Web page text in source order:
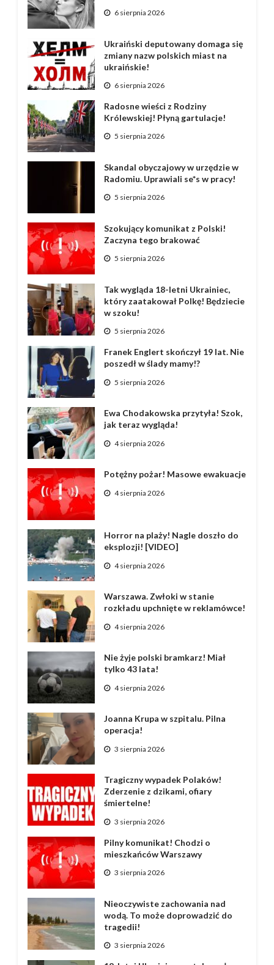
6 sierpnia 2026
Ukraiński deputowany domaga się
zmiany nazw polskich miast na
ukraińskie!
6 sierpnia 2026
Radosne wieści z Rodziny
Królewskiej! Płyną gartulacje!
5 sierpnia 2026
Skandal obyczajowy w urzędzie w
Radomiu. Uprawiali se*s w pracy!
5 sierpnia 2026
Szokujący komunikat z Polski!
Zaczyna tego brakować
5 sierpnia 2026
Tak wygląda 18-letni Ukrainiec,
który zaatakował Polkę! Będziecie
w szoku!
5 sierpnia 2026
Franek Englert skończył 19 lat. Nie
poszedł w ślady mamy!?
5 sierpnia 2026
Ewa Chodakowska przytyła! Szok,
jak teraz wygląda!
4 sierpnia 2026
Potężny pożar! Masowe ewakuacje
4 sierpnia 2026
Horror na plaży! Nagle doszło do
eksplozji! [VIDEO]
4 sierpnia 2026
Warszawa. Zwłoki w stanie
rozkładu upchnięte w reklamówce!
4 sierpnia 2026
Nie żyje polski bramkarz! Miał
tylko 43 lata!
4 sierpnia 2026
Joanna Krupa w szpitalu. Pilna
operacja!
3 sierpnia 2026
Tragiczny wypadek Polaków!
Zderzenie z dzikami, ofiary
śmiertelne!
3 sierpnia 2026
Pilny komunikat! Chodzi o
mieszkańców Warszawy
3 sierpnia 2026
Nieoczywiste zachowania nad
wodą. To może doprowadzić do
tragedii!
3 sierpnia 2026